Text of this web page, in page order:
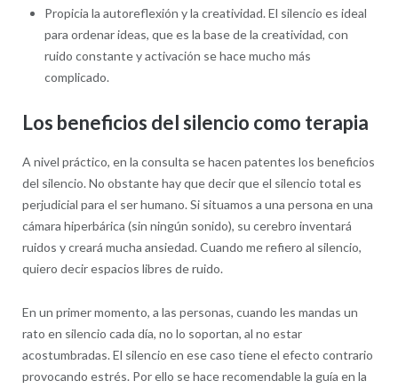
Propicia la autoreflexión y la creatividad. El silencio es ideal
para ordenar ideas, que es la base de la creatividad, con
ruido constante y activación se hace mucho más
complicado.
Los beneficios del silencio como terapia
A nivel práctico, en la consulta se hacen patentes los beneficios
del silencio. No obstante hay que decir que el silencio total es
perjudicial para el ser humano. Si situamos a una persona en una
cámara hiperbárica (sin ningún sonido), su cerebro inventará
ruidos y creará mucha ansiedad. Cuando me refiero al silencio,
quiero decir espacios libres de ruido.
En un primer momento, a las personas, cuando les mandas un
rato en silencio cada día, no lo soportan, al no estar
acostumbradas. El silencio en ese caso tiene el efecto contrario
provocando estrés. Por ello se hace recomendable la guía en la